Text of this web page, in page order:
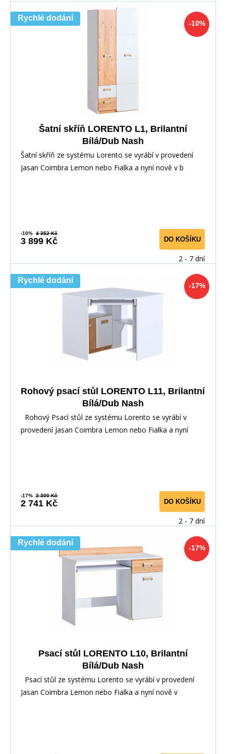
-10%
Rychlé dodání
Šatní skříň LORENTO L1, Brilantní
Bílá/Dub Nash
Šatní skříň ze systému Lorento se vyrábí v provedení
Jasan Coimbra Lemon nebo Fialka a nyní nově v b
-10% 4 352 Kč
3 899 Kč DO KOŠÍKU
2 - 7 dní
-17%
Rychlé dodání
Rohový psací stůl LORENTO L11, Brilantní
Bílá/Dub Nash
Rohový Psací stůl ze systému Lorento se vyrábí v
provedení Jasan Coimbra Lemon nebo Fialka a nyní
-17% 3 300 Kč
2 741 Kč DO KOŠÍKU
2 - 7 dní
-17%
Rychlé dodání
Psací stůl LORENTO L10, Brilantní
Bílá/Dub Nash
Psací stůl ze systému Lorento se vyrábí v provedení
Jasan Coimbra Lemon nebo Fialka a nyní nově v